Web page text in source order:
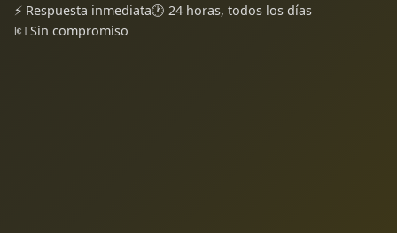
⚡ Respuesta inmediata🕐 24 horas, todos los días
💶 Sin compromiso